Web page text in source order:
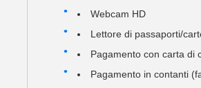
Webcam HD
Lettore di passaporti/
Pagamento con carta di
Pagamento in contanti